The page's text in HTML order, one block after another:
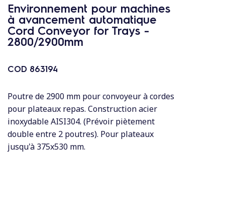
Environnement pour machines
à avancement automatique
Cord Conveyor for Trays -
2800/2900mm
COD 863194
Poutre de 2900 mm pour convoyeur à cordes
pour plateaux repas. Construction acier
inoxydable AISI304. (Prévoir piètement
double entre 2 poutres). Pour plateaux
jusqu'à 375x530 mm.